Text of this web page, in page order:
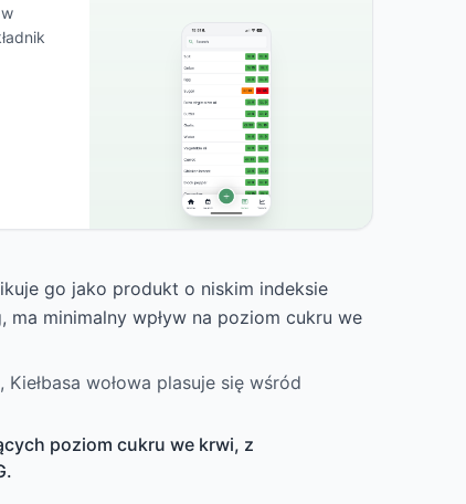
go jako produkt o niskim indeksie
ma minimalny wpływ na poziom cukru we
wołowa plasuje się wśród
poziom cukru we krwi, z